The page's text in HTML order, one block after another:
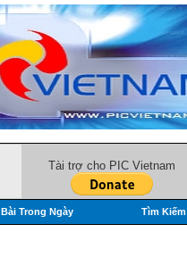
Tài trợ cho PIC Vietnam
Bài Trong Ngày Tìm Kiếm